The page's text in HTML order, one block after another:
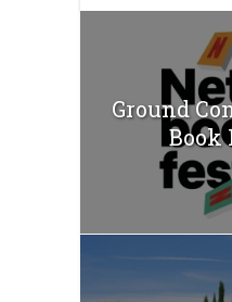
Ground
Book